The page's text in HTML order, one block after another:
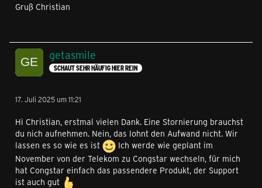
Gruß Christian
getasmile
SCHAUT SEHR HÄUFIG HIER REIN
17. Juli 2025 um 11:21
Hi Christian, erstmal vielen Dank. Eine Stornierung brauchst
du nich aufnehmen. Nein, das lohnt den Aufwand nicht. Wir
lassen es so wie es ist
Ich werde wie geplant im
November von der Telekom zu Congstar wechseln, für mich
hat Congstar einfach das passendere Produkt, der Support
ist auch gut